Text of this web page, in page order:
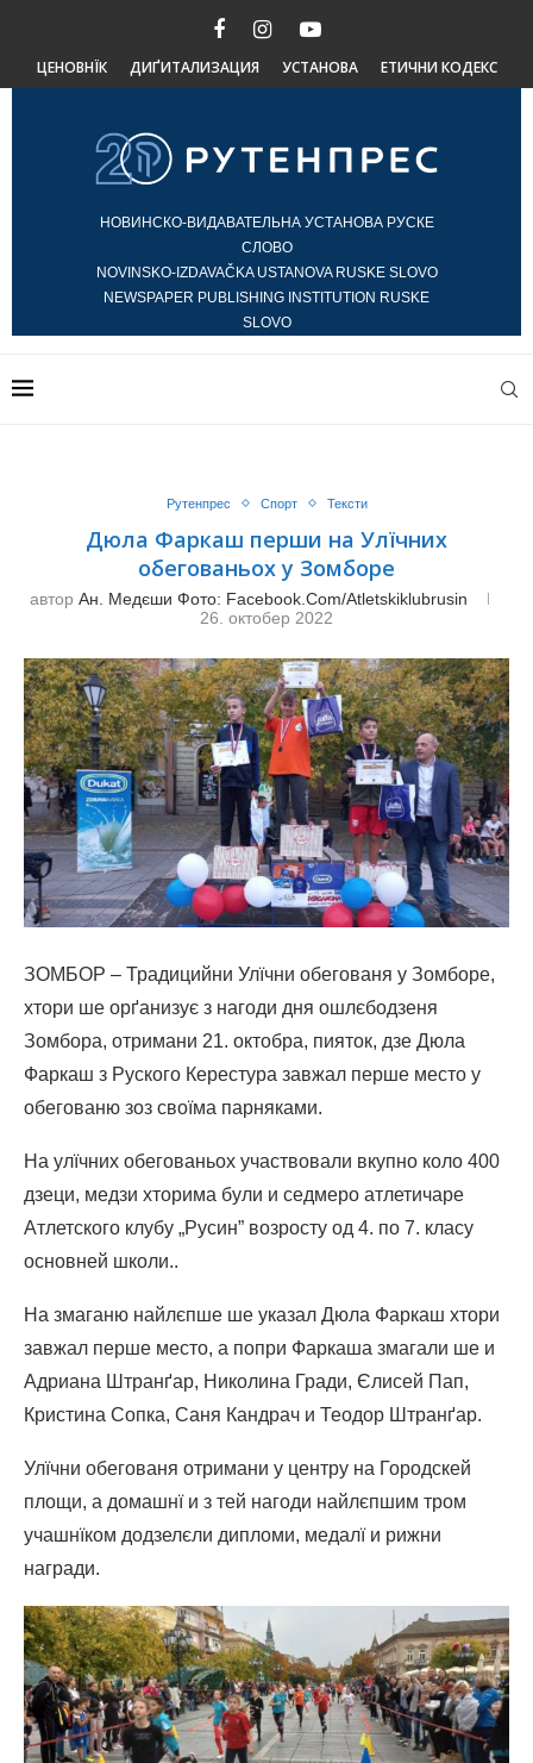
ЦЕНОВНЇК ДИҐИТАЛИЗАЦИЯ УСТАНОВА ЕТИЧНИ КОДЕКС
НОВИНСКО-ВИДАВАТЕЛЬНА УСТАНОВА РУСКЕ
СЛОВО
NOVINSKO-IZDAVAČKA USTANOVA RUSKE SLOVO
NEWSPAPER PUBLISHING INSTITUTION RUSKE
SLOVO
Рутенпрес Спорт Тексти
Дюла Фаркаш перши на Улїчних
обегованьох у Зомборе
автор Ан. Медєши Фото: Facebook.com/atletskiklubrusin
26. октобер 2022
ЗОМБОР – Традицийни Улїчни обегованя у Зомборе,
хтори ше орґанизує з нагоди дня ошлєбодзеня
Зомбора, отримани 21. октобра, пияток, дзе Дюла
Фаркаш з Руского Керестура завжал перше место у
обегованю зоз своїма парняками.
На улїчних обегованьох участвовали вкупно коло 400
дзеци, медзи хторима були и седмеро атлетичаре
Атлетского клубу „Русин” возросту од 4. по 7. класу
основней школи..
На змаганю найлєпше ше указал Дюла Фаркаш хтори
завжал перше место, а попри Фаркаша змагали ше и
Адриана Штранґар, Николина Гради, Єлисей Пап,
Кристина Сопка, Саня Кандрач и Теодор Штранґар.
Улїчни обегованя отримани у центру на Городскей
площи, а домашнї и з тей нагоди найлєпшим тром
учашнїком додзелєли дипломи, медалї и рижни
награди.